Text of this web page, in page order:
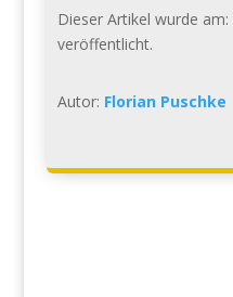
Dieser Artikel wurde am:
veröffentlicht.
Autor: Florian Puschke